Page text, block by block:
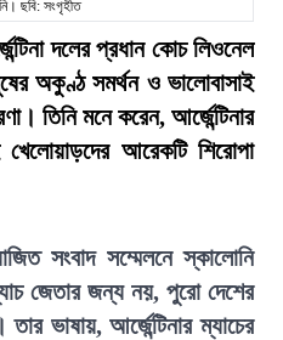
ছবি: সংগৃহীত
দলের প্রধান কোচ লিওনেল
অকুণ্ঠ সমর্থন ও ভালোবাসাই
তিনি মনে করেন, আর্জেন্টিনার
আরেকটি শিরোপা
সংবাদ সম্মেলনে স্কালোনি
জেতার জন্য নয়, পুরো দেশের
ভাষায়, আর্জেন্টিনার ম্যাচের